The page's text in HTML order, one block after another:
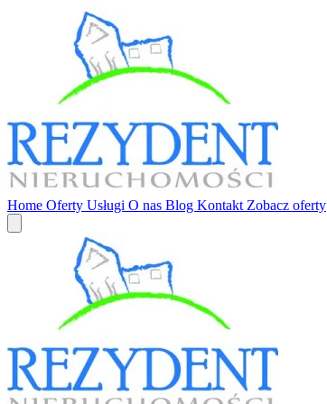
Home Oferty Usługi O nas Blog Kontakt Zobacz oferty